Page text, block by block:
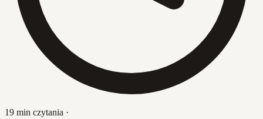
19 min czytania ·